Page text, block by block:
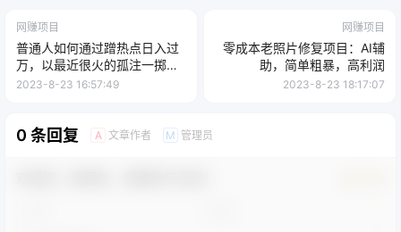
网赚项目
普通人如何通过蹭热点日入过
万，以最近很火的孤注一掷缅
北反诈为例
2023-8-23 16:57:49
网赚项目
零成本老照片修复项目：AI辅
助，简单粗暴，高利润
2023-8-23 18:17:07
0 条回复 A 文章作者 M 管理员